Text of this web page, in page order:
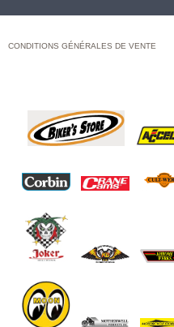
CONDITIONS GÉNÉRALES DE VENTE